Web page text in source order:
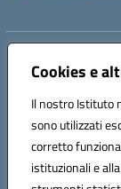
Cookies e
Il nostro Istituto
sono utilizzati
corretto
istituzionali e
Centralino:
Posta elettronica
Codice fiscale:
Codice
Codice Indice delle
Codice unico di